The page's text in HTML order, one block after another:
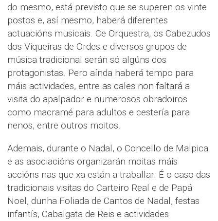
do mesmo, está previsto que se superen os vinte
postos e, así mesmo, haberá diferentes
actuacións musicais. Ce Orquestra, os Cabezudos
dos Viqueiras de Ordes e diversos grupos de
música tradicional serán só algúns dos
protagonistas. Pero aínda haberá tempo para
máis actividades, entre as cales non faltará a
visita do apalpador e numerosos obradoiros
como macramé para adultos e cestería para
nenos, entre outros moitos.
Ademais, durante o Nadal, o Concello de Malpica
e as asociacións organizarán moitas máis
accións nas que xa están a traballar. É o caso das
tradicionais visitas do Carteiro Real e de Papá
Noel, dunha Foliada de Cantos de Nadal, festas
infantís, Cabalgata de Reis e actividades